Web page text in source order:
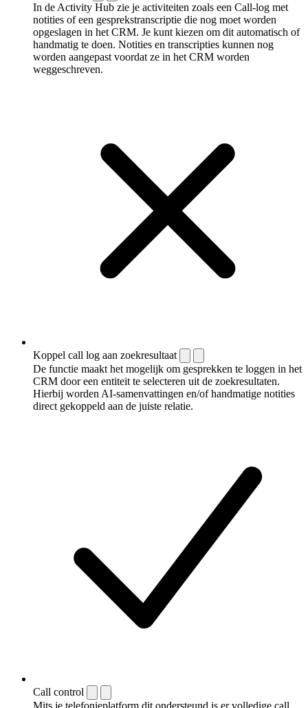
In de Activity Hub zie je activiteiten zoals een Call-log met
notities of een gespreks­transcriptie die nog moet worden
opgeslagen in het CRM. Je kunt kiezen om dit automatisch of
handmatig te doen. Notities en transcripties kunnen nog
worden aangepast voordat ze in het CRM worden
weggeschreven.
Koppel call log aan zoekresultaat
De functie maakt het mogelijk om gesprekken te loggen in het
CRM door een entiteit te selecteren uit de zoekresultaten.
Hierbij worden AI-samenvattingen en/of handmatige notities
direct gekoppeld aan de juiste relatie.
Call control
Mits je telefonieplatform dit ondersteund is er volledige call